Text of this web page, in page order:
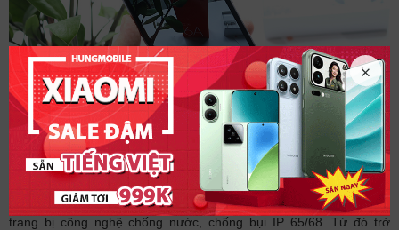
4. Trải nghiệm thông minh
Sony Xperia Z3 là một trong những chiếc Flapship đầu tiên được
trang bị công nghệ chống nước, chống bụi IP 65/68. Từ đó trở